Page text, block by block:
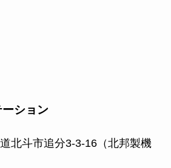
ション
北斗市追分3-3-16（北邦製機